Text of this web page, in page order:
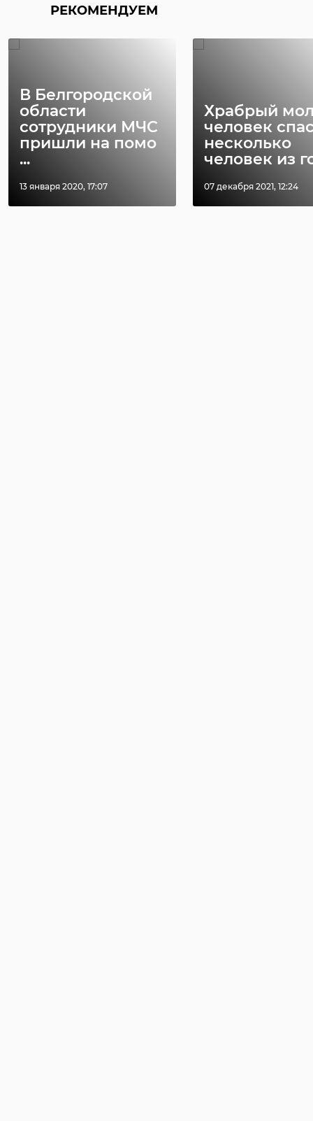
РЕКОМЕНДУЕМ
В Белгородской
области
сотрудники МЧС
пришли на помо
...
13 января 2020, 17:07
Храбрый
человек
несколько
человек из
07 декабря 2021, 12:24